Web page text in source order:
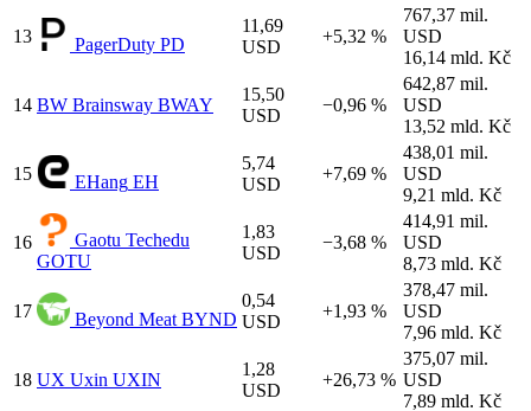
13 PagerDuty PD
11,69
USD
+5,32 %
767,37 mil.
USD
16,14 mld. Kč
14 BW Brainsway BWAY
15,50
USD
−0,96 %
642,87 mil.
USD
13,52 mld. Kč
15 EHang EH
5,74
USD
+7,69 %
438,01 mil.
USD
9,21 mld. Kč
16
Gaotu Techedu
GOTU
1,83
USD
−3,68 %
414,91 mil.
USD
8,73 mld. Kč
17 Beyond Meat BYND
0,54
USD
+1,93 %
378,47 mil.
USD
7,96 mld. Kč
18 UX Uxin UXIN
1,28
USD
+26,73 %
375,07 mil.
USD
7,89 mld. Kč